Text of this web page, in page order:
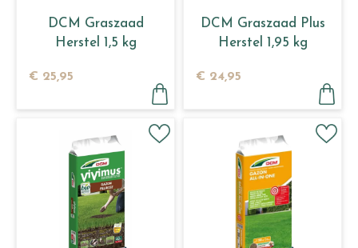
DCM Graszaad
Herstel 1,5 kg
€ 25,95
DCM Graszaad Plus
Herstel 1,95 kg
€ 24,95